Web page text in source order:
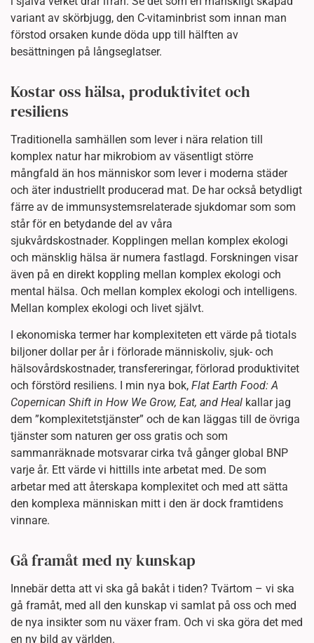
variant av skörbjugg, den C-vitaminbrist som innan man
förstod orsaken kunde döda upp till hälften av
besättningen på långseglatser.
Kostar oss hälsa, produktivitet och
resiliens
Traditionella samhällen som lever i nära relation till
komplex natur har mikrobiom av väsentligt större
mångfald än hos människor som lever i moderna städer
och äter industriellt producerad mat. De har också betydligt
färre av de immunsystemsrelaterade sjukdomar som som
står för en betydande del av våra
sjukvårdskostnader. Kopplingen mellan komplex ekologi
och mänsklig hälsa är numera fastlagd. Forskningen visar
även på en direkt koppling mellan komplex ekologi och
mental hälsa. Och mellan komplex ekologi och intelligens.
Mellan komplex ekologi och livet självt.
I ekonomiska termer har komplexiteten ett värde på tiotals
biljoner dollar per år i förlorade människoliv, sjuk- och
hälsovårdskostnader, transfereringar, förlorad produktivitet
och förstörd resiliens. I min nya bok, Flat Earth Food: A
Copernican Shift in How We Grow, Eat, and Heal kallar jag
dem ”komplexitetstjänster” och de kan läggas till de övriga
tjänster som naturen ger oss gratis och som
sammanräknade motsvarar cirka två gånger global BNP
varje år. Ett värde vi hittills inte arbetat med. De som
arbetar med att återskapa komplexitet och med att sätta
den komplexa människan mitt i den är dock framtidens
vinnare.
Gå framåt med ny kunskap
Innebär detta att vi ska gå bakåt i tiden? Tvärtom – vi ska
gå framåt, med all den kunskap vi samlat på oss och med
de nya insikter som nu växer fram. Och vi ska göra det med
en ny bild av världen.